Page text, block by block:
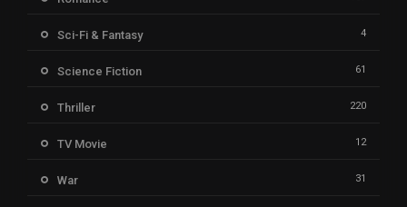
Sci-Fi & Fantasy 4
Science Fiction 61
Thriller 220
TV Movie 12
War 31